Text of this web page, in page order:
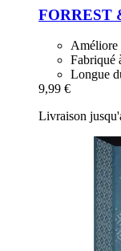
FORREST
Améliore
Fabriqué
Longue
9,99 €
Livraison